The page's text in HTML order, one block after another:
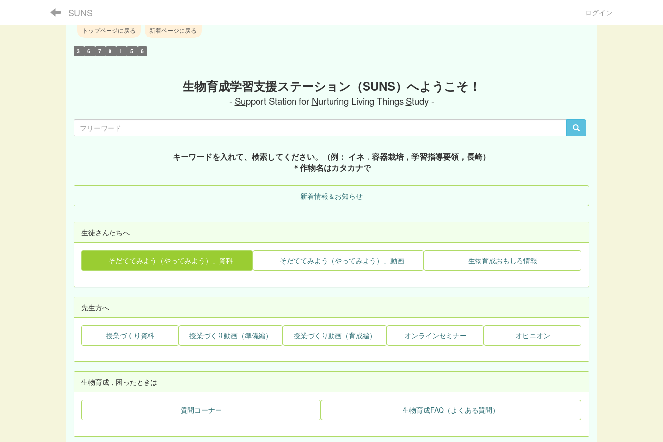
SUNS ログイン
トップページに戻る 新着ページに戻る
3 6 7 9 1 5 6
生物育成学習支援ステーション（SUNS）へようこそ！
- Support Station for Nurturing Living Things Study -
キーワードを入れて、検索してください。（例： イネ，容器栽培，学習指導要領，長崎）
＊作物名はカタカナで
新着情報＆お知らせ
生徒さんたちへ
「そだててみよう（やってみよう）」資料 「そだててみよう（やってみよう）」動画 生物育成おもしろ情報
先生方へ
授業づくり資料 授業づくり動画（準備編） 授業づくり動画（育成編） オンラインセミナー オピニオン
生物育成，困ったときは
質問コーナー 生物育成FAQ（よくある質問）